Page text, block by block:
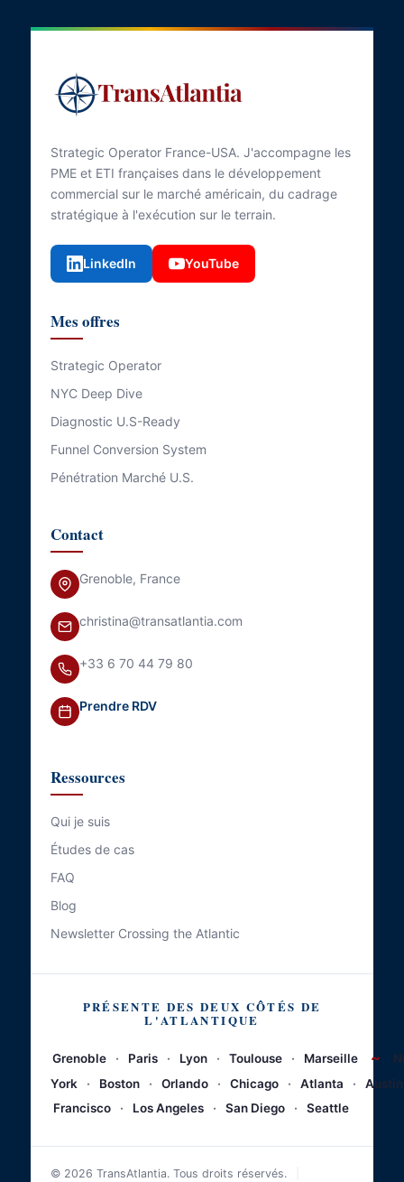
Strategic Operator France-USA. J'accompagne les
PME et ETI françaises dans le développement
commercial sur le marché américain, du cadrage
stratégique à l'exécution sur le terrain.
LinkedIn YouTube
Mes offres
Strategic Operator
NYC Deep Dive
Diagnostic U.S-Ready
Funnel Conversion System
Pénétration Marché U.S.
Contact
Grenoble, France
christina@transatlantia.com
+33 6 70 44 79 80
Prendre RDV
Ressources
Qui je suis
Études de cas
FAQ
Blog
Newsletter Crossing the Atlantic
PRÉSENTE DES DEUX CÔTÉS DE
L'ATLANTIQUE
Grenoble · Paris · Lyon · Toulouse · Marseille ~
York
· Boston · Orlando · Chicago · Atlanta ·
Austin
Francisco
· Los Angeles · San Diego · Seattle
© 2026 TransAtlantia. Tous droits réservés.